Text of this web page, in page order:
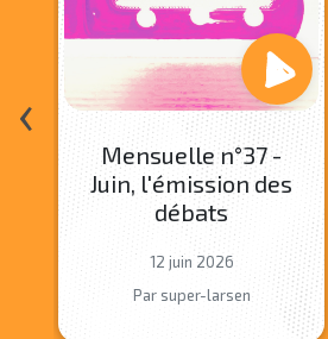
Mensuelle n°37 -
Juin, l'émission des
débats
12 juin 2026
Par super-larsen
‹